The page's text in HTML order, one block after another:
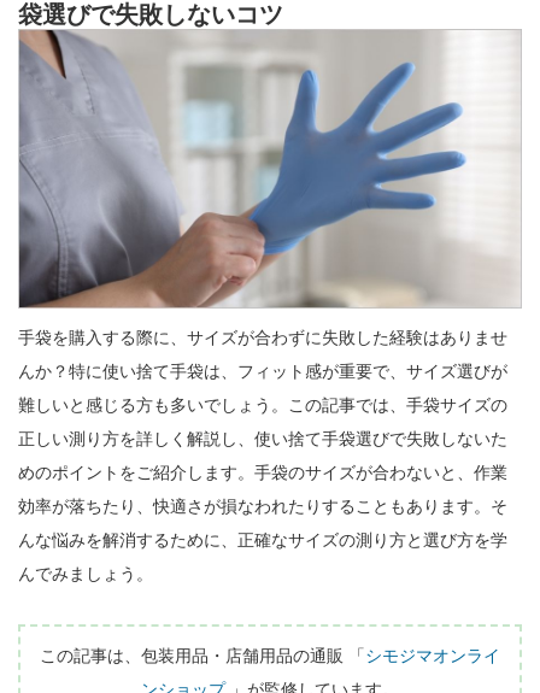
袋選びで失敗しないコツ
手袋を購入する際に、サイズが合わずに失敗した経験はありませ
んか？特に使い捨て手袋は、フィット感が重要で、サイズ選びが
難しいと感じる方も多いでしょう。この記事では、手袋サイズの
正しい測り方を詳しく解説し、使い捨て手袋選びで失敗しないた
めのポイントをご紹介します。手袋のサイズが合わないと、作業
効率が落ちたり、快適さが損なわれたりすることもあります。そ
んな悩みを解消するために、正確なサイズの測り方と選び方を学
んでみましょう。
この記事は、包装用品・店舗用品の通販 「シモジマオンライ